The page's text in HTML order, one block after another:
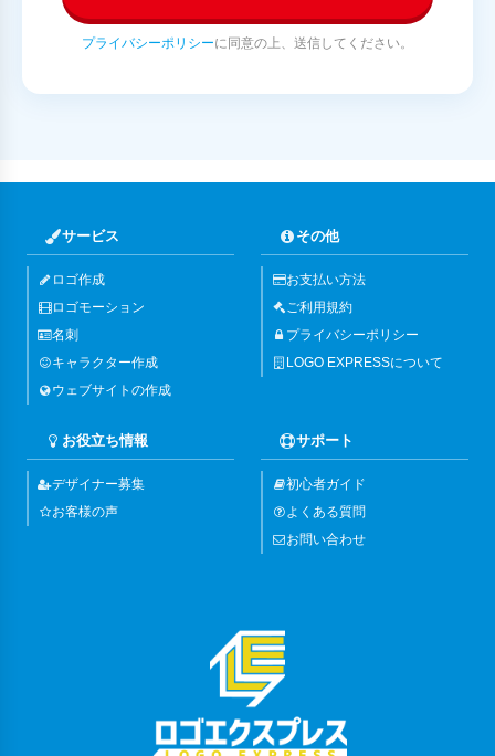
プライバシーポリシーに同意の上、送信してください。
サービス
ロゴ作成
ロゴモーション
名刺
キャラクター作成
ウェブサイトの作成
その他
お支払い方法
ご利用規約
プライバシーポリシー
LOGO EXPRESSについて
お役立ち情報
デザイナー募集
お客様の声
サポート
初心者ガイド
よくある質問
お問い合わせ